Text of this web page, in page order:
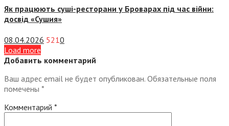
Як працюють суші-ресторани у Броварах під час війни:
досвід «Сушия»
08.04.2026 5210
Load more
Добавить комментарий
Ваш адрес email не будет опубликован. Обязательные поля
помечены *
Комментарий *